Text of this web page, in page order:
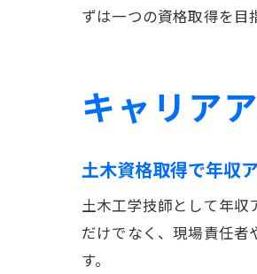
ずは一つの資格取得を目
キャリア
土木資格取得で年収
土木工学技師として年収
だけでなく、現場責任
す。